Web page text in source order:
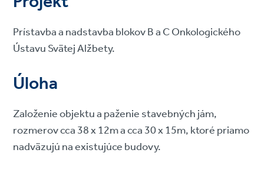
Prístavba a nadstavba blokov B a C Onkologického
Ústavu Svätej Alžbety.
Úloha
Založenie objektu a paženie stavebných jám,
rozmerov cca 38 x 12m a cca 30 x 15m, ktoré priamo
nadväzujú na existujúce budovy.